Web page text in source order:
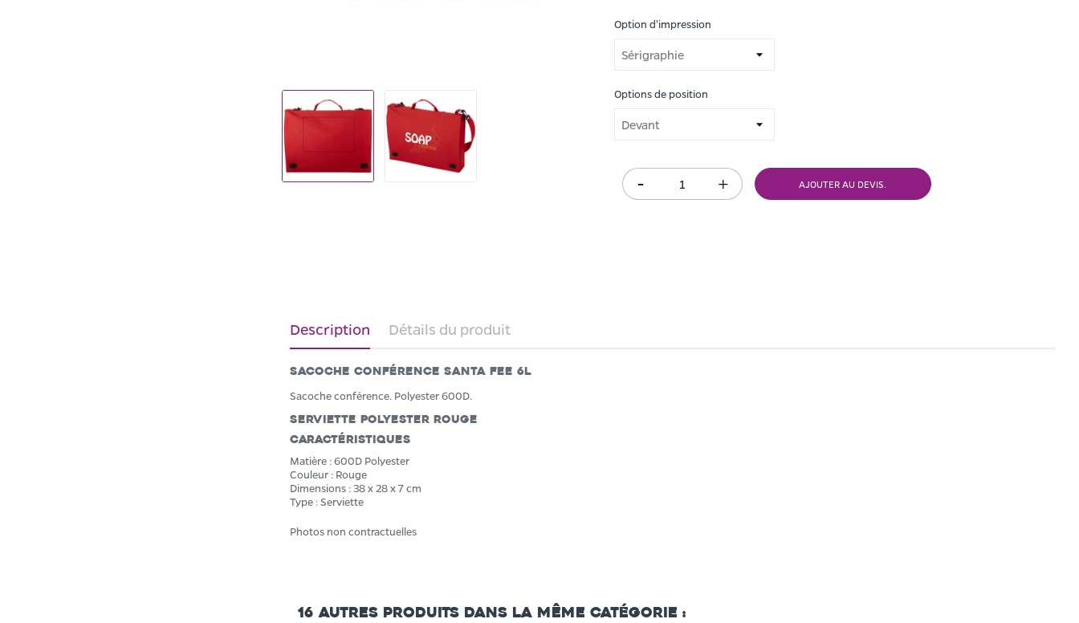
Option d'impression
Options de position
AJOUTER AU DEVIS.
Description Détails du produit
Sacoche conférence Santa Fee 6L
Sacoche conférence. Polyester 600D.
Serviette Polyester Rouge
Caractéristiques
Matière : 600D Polyester
Couleur : Rouge
Dimensions : 38 x 28 x 7 cm
Type : Serviette
Photos non contractuelles
16 autres produits dans la même catégorie :